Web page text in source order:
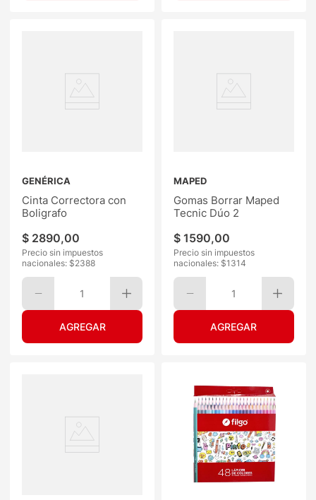
GENÉRICA
Cinta Correctora con
Boligrafo
$ 2890,00
Precio sin impuestos
nacionales: $2388
1
MAPED
Gomas Borrar Maped
Tecnic Dúo 2
$ 1590,00
Precio sin impuestos
nacionales: $1314
1